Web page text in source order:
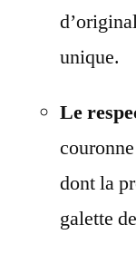
unique.
Le
dont la
galette